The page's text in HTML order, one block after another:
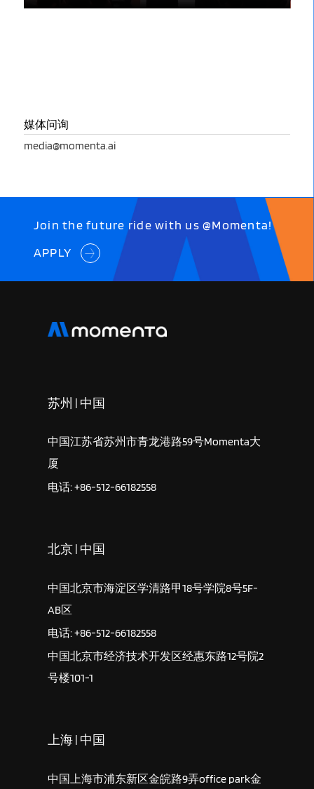
媒体问询
media@momenta.ai
Join the future ride with us @Momenta!
APPLY
苏州 | 中国
中国江苏省苏州市青龙港路59号Momenta大
厦
电话: +86-512-66182558
北京 | 中国
中国北京市海淀区学清路甲18号学院8号5F-
AB区
电话: +86-512-66182558
中国北京市经济技术开发区经惠东路12号院2
号楼101-1
上海 | 中国
中国上海市浦东新区金皖路9弄office park金